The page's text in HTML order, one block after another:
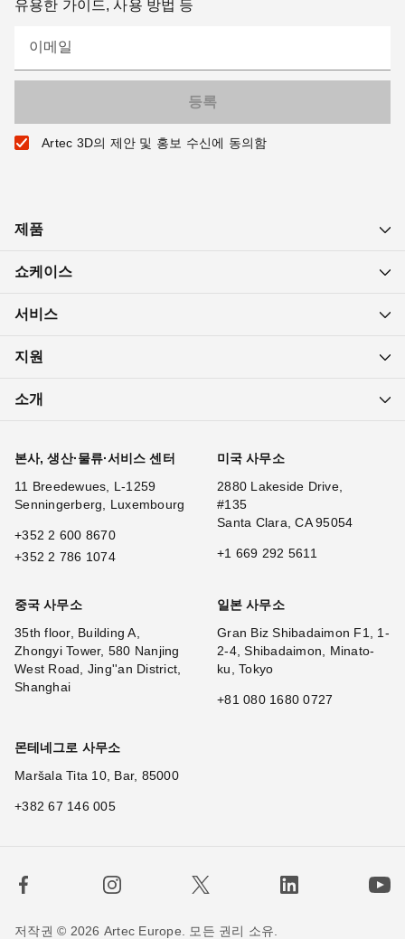
유용한 가이드, 사용 방법 등
이메일
Artec 3D의 제안 및 홍보 수신에 동의함
제품
쇼케이스
서비스
지원
소개
본사, 생산·물류·서비스 센터
11 Breedewues, L-1259
Senningerberg, Luxembourg
+352 2 600 8670
+352 2 786 1074
미국 사무소
2880 Lakeside Drive,
#135
Santa Clara, CA 95054
+1 669 292 5611
중국 사무소
35th floor, Building A,
Zhongyi Tower, 580 Nanjing
West Road, Jing''an District,
Shanghai
일본 사무소
Gran Biz Shibadaimon F1, 1-
2-4, Shibadaimon, Minato-
ku, Tokyo
+81 080 1680 0727
몬테네그로 사무소
Maršala Tita 10, Bar, 85000
+382 67 146 005
저작권 © 2026 Artec Europe. 모든 권리 소유.